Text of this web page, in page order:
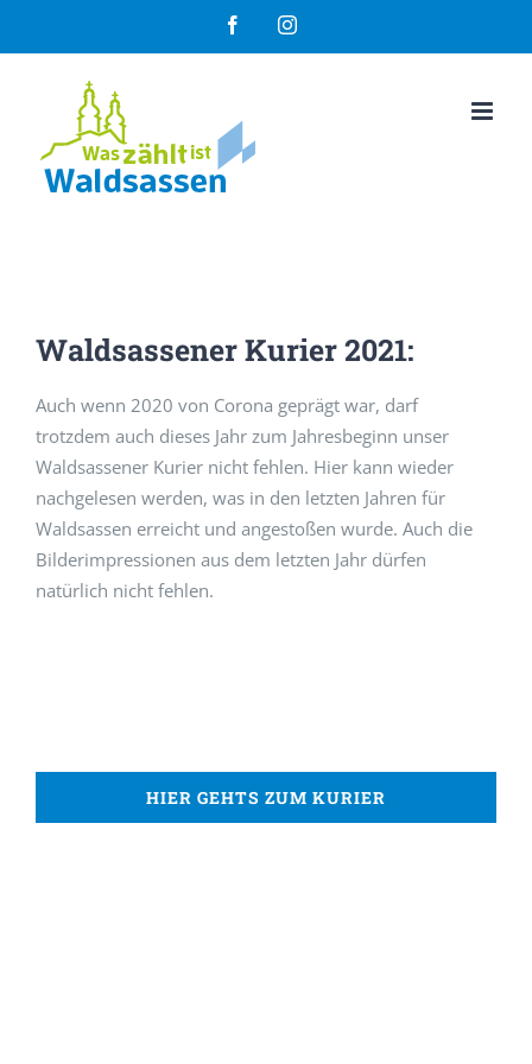
FacebookInstagram
Waldsassener Kurier 2021:
Auch wenn 2020 von Corona geprägt war, darf
trotzdem auch dieses Jahr zum Jahresbeginn unser
Waldsassener Kurier nicht fehlen. Hier kann wieder
nachgelesen werden, was in den letzten Jahren für
Waldsassen erreicht und angestoßen wurde. Auch die
Bilderimpressionen aus dem letzten Jahr dürfen
natürlich nicht fehlen.
HIER GEHTS ZUM KURIER